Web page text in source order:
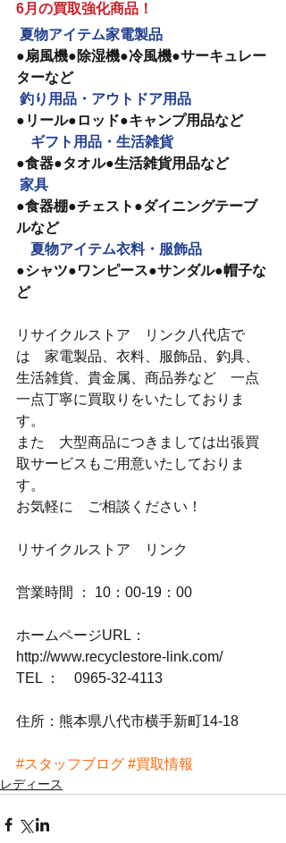
6月の買取強化商品！
夏物アイテム家電製品
●扇風機●除湿機●冷風機●サーキュレー
ターなど
釣り用品・アウトドア用品
●リール●ロッド●キャンプ用品など
ギフト用品・生活雑貨
●食器●タオル●生活雑貨用品など
家具
●食器棚●チェスト●ダイニングテーブ
ルなど
夏物アイテム衣料・服飾品
●シャツ●ワンピース●サンダル●帽子な
ど
リサイクルストア　リンク八代店で
は　家電製品、衣料、服飾品、釣具、
生活雑貨、貴金属、商品券など　一点
一点丁寧に買取りをいたしておりま
す。
また　大型商品につきましては出張買
取サービスもご用意いたしておりま
す。
お気軽に　ご相談ください！
リサイクルストア　リンク
営業時間 ： 10：00-19：00
ホームページURL：
http://www.recyclestore-link.com/
TEL ：　0965-32-4113
住所：熊本県八代市横手新町14-18
#スタッフブログ #買取情報
レディース